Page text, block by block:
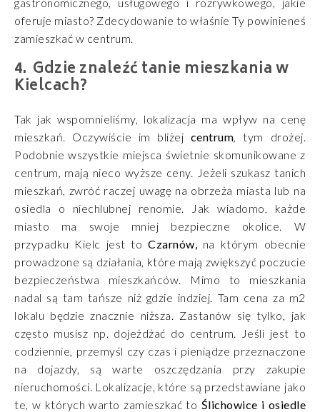
oferuje miasto? Zdecydowanie to właśnie Ty powinieneś
zamieszkać w centrum.
Gdzie znaleźć tanie mieszkania w
Kielcach?
Tak jak wspomnieliśmy, lokalizacja ma wpływ na cenę
mieszkań. Oczywiście im bliżej centrum , tym drożej.
Podobnie wszystkie miejsca świetnie skomunikowane z
centrum, mają nieco wyższe ceny. Jeżeli szukasz tanich
mieszkań, zwróć raczej uwagę na obrzeża miasta lub na
osiedla o niechlubnej renomie. Jak wiadomo, każde
miasto ma swoje mniej bezpieczne okolice. W
przypadku Kielc jest toCzarnów,
na którym obecnie
prowadzone są działania, które mają zwiększyć poczucie
bezpieczeństwa mieszkańców. Mimo to mieszkania
nadal są tam tańsze niż gdzie indziej. Tam cena za m2
lokalu będzie znacznie niższa. Zastanów się tylko, jak
często musisz np. dojeżdżać do centrum. Jeśli jest to
codziennie, przemyśl czy czas i pieniądze przeznaczone
na dojazdy, są warte oszczędzania przy zakupie
nieruchomości. Lokalizacje, które są przedstawiane jako
te, w których warto zamieszkać to Ślichowice i osiedle